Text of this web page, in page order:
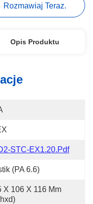
Rozmawiaj Teraz.
Opis Produktu
STC-EX1.20.pdf
(PA 6.6)
X 106 X 116 Mm